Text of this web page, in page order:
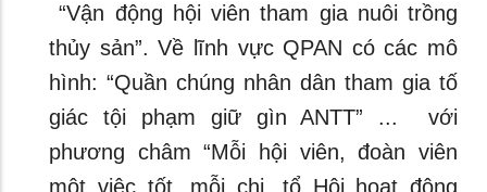
“Vận động hội viên tham gia nuôi trồng
thủy sản”. Về lĩnh vực QPAN có các mô
hình: “Quần chúng nhân dân tham gia tố
giác tội phạm giữ gìn ANTT” ... với
phương châm “Mỗi hội viên, đoàn viên
một việc tốt, mỗi chi, tổ Hội hoạt động